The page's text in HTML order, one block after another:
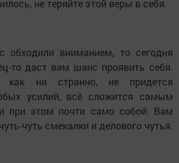
не теряйте этой веры в себя.
обходили вниманием, то сегодня
то даст вам шанс проявить себя.
ни странно, не придется
усилий, всё сложится самым
при этом почти само собой. Вам
чуть смекалки и делового чутья.